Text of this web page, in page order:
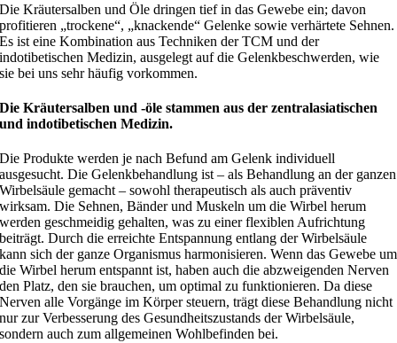
Die Kräutersalben und Öle dringen tief in das Gewebe ein; davon
profitieren „trockene“, „knackende“ Gelenke sowie verhärtete Sehnen.
Es ist eine Kombination aus Techniken der TCM und der
indotibetischen Medizin, ausgelegt auf die Gelenkbeschwerden, wie
sie bei uns sehr häufig vorkommen.
Die Kräutersalben und -öle stammen aus der zentralasiatischen
und indotibetischen Medizin.
Die Produkte werden je nach Befund am Gelenk individuell
ausgesucht. Die Gelenkbehandlung ist – als Behandlung an der ganzen
Wirbelsäule gemacht – sowohl therapeutisch als auch präventiv
wirksam. Die Sehnen, Bänder und Muskeln um die Wirbel herum
werden geschmeidig gehalten, was zu einer flexiblen Aufrichtung
beiträgt. Durch die erreichte Entspannung entlang der Wirbelsäule
kann sich der ganze Organismus harmonisieren. Wenn das Gewebe um
die Wirbel herum entspannt ist, haben auch die abzweigenden Nerven
den Platz, den sie brauchen, um optimal zu funktionieren. Da diese
Nerven alle Vorgänge im Körper steuern, trägt diese Behandlung nicht
nur zur Verbesserung des Gesundheitszustands der Wirbelsäule,
sondern auch zum allgemeinen Wohlbefinden bei.